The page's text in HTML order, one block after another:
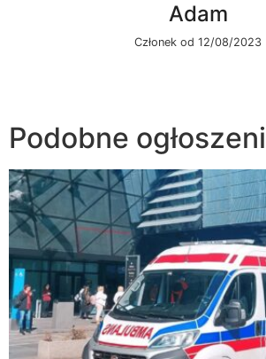
Adam
Członek od 12/08/2023
Podobne